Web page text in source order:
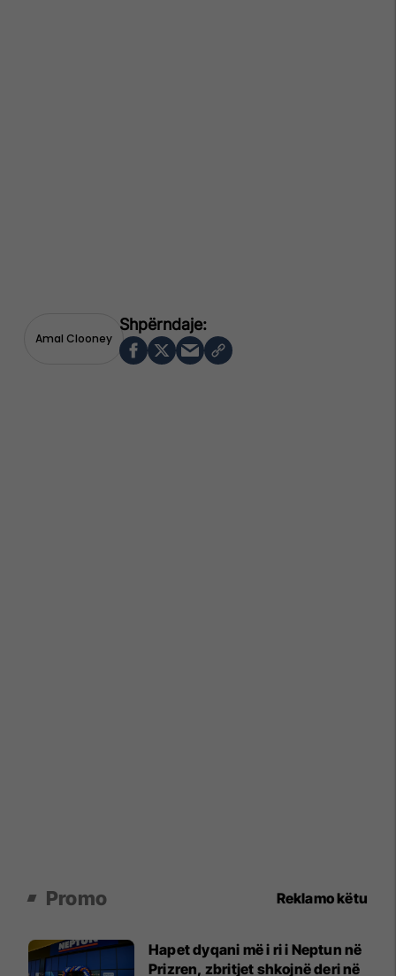
Amal Clooney
Promo Reklamo këtu
Hapet dyqani më i ri i Neptun në
Prizren, zbritjet shkojnë deri në